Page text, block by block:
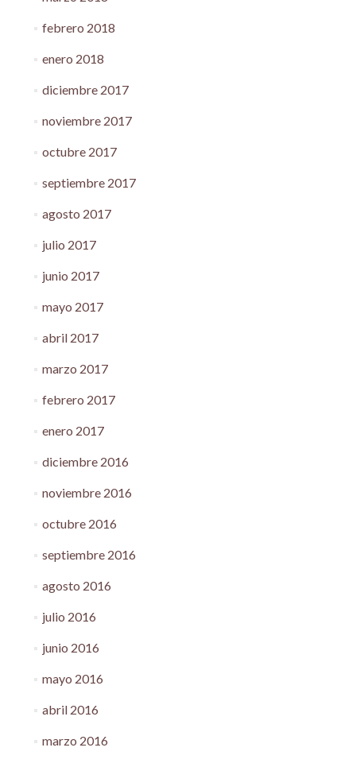
febrero 2018
enero 2018
diciembre 2017
noviembre 2017
octubre 2017
septiembre 2017
agosto 2017
julio 2017
junio 2017
mayo 2017
abril 2017
marzo 2017
febrero 2017
enero 2017
diciembre 2016
noviembre 2016
octubre 2016
septiembre 2016
agosto 2016
julio 2016
junio 2016
mayo 2016
abril 2016
marzo 2016